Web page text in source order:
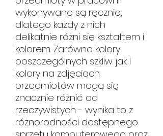
wykonywane są ręcznie,
dlatego każdy z nich
delikatnie różni się kształtem i
kolorem. Zarówno kolory
poszczególnych szkliw jak i
kolory na zdjęciach
przedmiotów mogą się
znacznie różnić od
rzeczywistych - wynika to z
różnorodności dostępnego